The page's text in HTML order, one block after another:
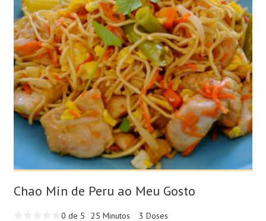
Chao Min de Peru ao Meu Gosto
0 de 5 25 Minutos 3 Doses